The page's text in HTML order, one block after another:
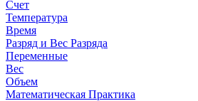
Счет
Температура
Время
Разряд и Вес Разряда
Переменные
Вес
Объем
Математическая Практика